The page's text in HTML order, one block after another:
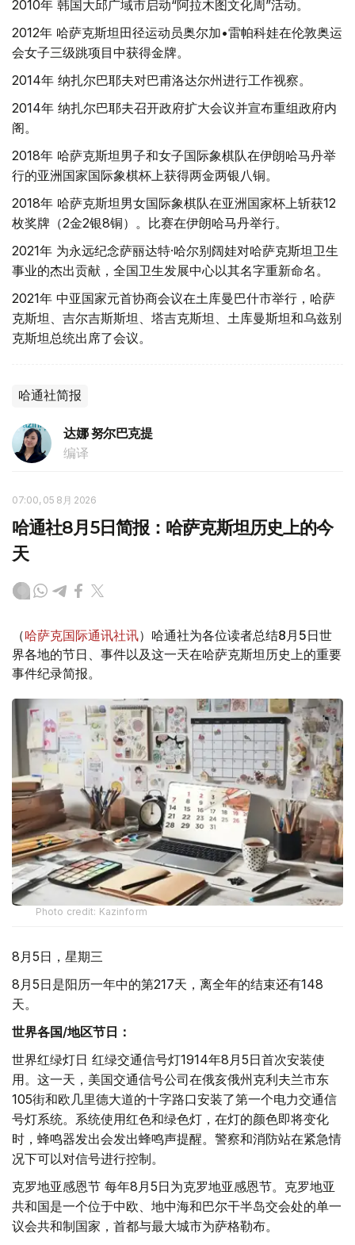
2010年 韩国大邱广域市启动“阿拉木图文化周”活动。
2012年 哈萨克斯坦田径运动员奥尔加•雷帕科娃在伦敦奥运
会女子三级跳项目中获得金牌。
2014年 纳扎尔巴耶夫对巴甫洛达尔州进行工作视察。
2014年 纳扎尔巴耶夫召开政府扩大会议并宣布重组政府内
阁。
2018年 哈萨克斯坦男子和女子国际象棋队在伊朗哈马丹举
行的亚洲国家国际象棋杯上获得两金两银八铜。
2018年 哈萨克斯坦男女国际象棋队在亚洲国家杯上斩获12
枚奖牌（2金2银8铜）。比赛在伊朗哈马丹举行。
2021年 为永远纪念萨丽达特·哈尔别阔娃对哈萨克斯坦卫生
事业的杰出贡献，全国卫生发展中心以其名字重新命名。
2021年 中亚国家元首协商会议在土库曼巴什市举行，哈萨
克斯坦、吉尔吉斯斯坦、塔吉克斯坦、土库曼斯坦和乌兹别
克斯坦总统出席了会议。
哈通社简报
达娜 努尔巴克提
编译
07:00, 05 8月 2026
哈通社8月5日简报：哈萨克斯坦历史上的今
天
（哈萨克国际通讯社讯）哈通社为各位读者总结8月5日世
界各地的节日、事件以及这一天在哈萨克斯坦历史上的重要
事件纪录简报。
Photo credit: Kazinform
8月5日，星期三
8月5日是阳历一年中的第217天，离全年的结束还有148
天。
世界各国/地区节日：
世界红绿灯日 红绿交通信号灯1914年8月5日首次安装使
用。这一天，美国交通信号公司在俄亥俄州克利夫兰市东
105街和欧几里德大道的十字路口安装了第一个电力交通信
号灯系统。系统使用红色和绿色灯，在灯的颜色即将变化
时，蜂鸣器发出会发出蜂鸣声提醒。警察和消防站在紧急情
况下可以对信号进行控制。
克罗地亚感恩节 每年8月5日为克罗地亚感恩节。克罗地亚
共和国是一个位于中欧、地中海和巴尔干半岛交会处的单一
议会共和制国家，首都与最大城市为萨格勒布。